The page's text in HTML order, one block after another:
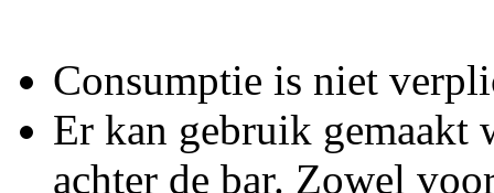
Consumptie is niet
Er kan gebruik gemaakt
achter de bar. Zowel